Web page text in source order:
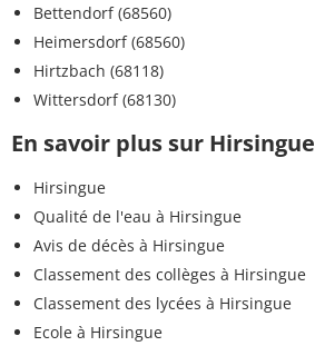
Bettendorf (68560)
Heimersdorf (68560)
Hirtzbach (68118)
Wittersdorf (68130)
En savoir plus sur Hirsingue
Hirsingue
Qualité de l'eau à Hirsingue
Avis de décès à Hirsingue
Classement des collèges à Hirsingue
Classement des lycées à Hirsingue
Ecole à Hirsingue